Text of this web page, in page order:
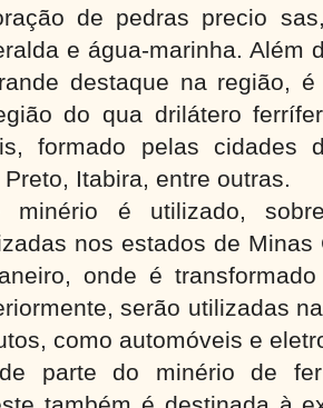
de pedras precio
e água-marinha. Além
destaque na região,
do qua drilátero
formado pelas cidades
Preto, Itabira, entre outras.
minério é utilizado,
nos estados de
onde é
serão utilizadas
como automóveis e
parte do minério de